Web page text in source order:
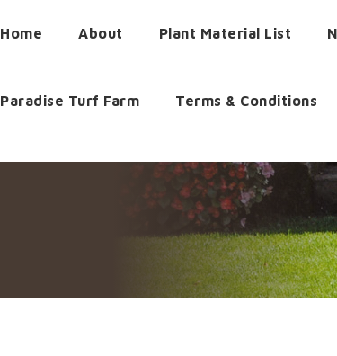
Home About Plant Material List
Paradise Turf Farm Terms & Conditions